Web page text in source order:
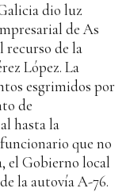
dio luz
de As
recurso de la
López. La
esgrimidos por
de
hasta la
que no
el Gobierno local
la autovía A-76.